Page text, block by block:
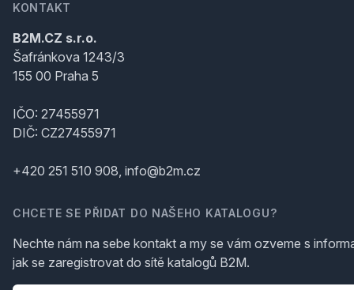
KONTAKT
B2M.CZ s.r.o.
Šafránkova 1243/3
155 00 Praha 5
IČO: 27455971
DIČ: CZ27455971
+420 251 510 908, info@b2m.cz
CHCETE SE PŘIDAT DO NAŠEHO KATALOGU?
Nechte nám na sebe kontakt a my se vám ozveme s
jak se zaregistrovat do sítě katalogů B2M.